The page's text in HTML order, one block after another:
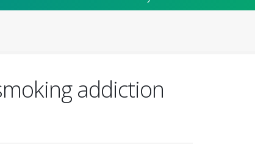
addiction